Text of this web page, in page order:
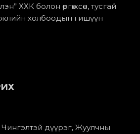
ХХК болон өргөжсөн, тусгай
холбоодын гишүүн
Чингэлтэй дүүрэг, Жуулчны